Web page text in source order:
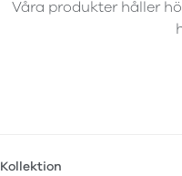
Våra produkter håller
Kollektion